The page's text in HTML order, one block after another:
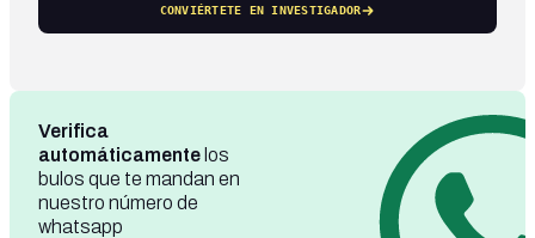
CONVIÉRTETE EN INVESTIGADOR
Verifica
automáticamente los
bulos que te mandan en
nuestro número de
whatsapp